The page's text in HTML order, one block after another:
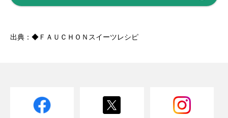
出典：◆ＦＡＵＣＨＯＮスイーツレシピ